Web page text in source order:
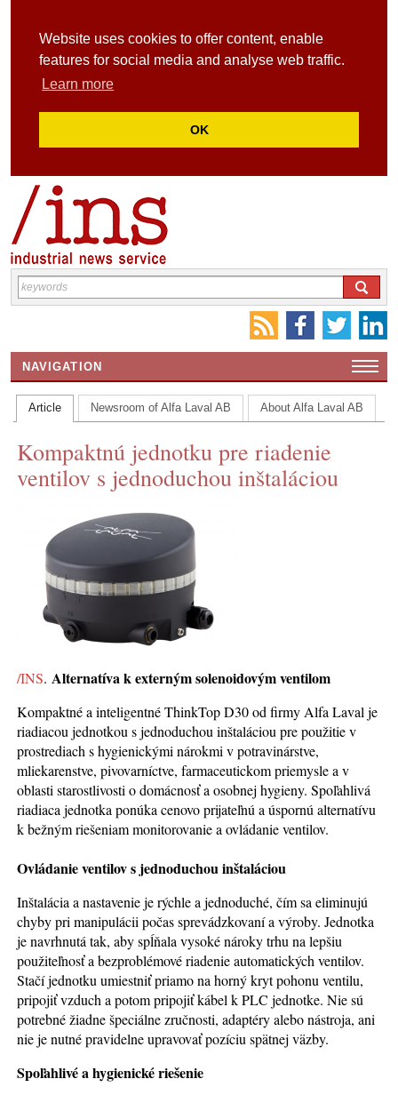
Website uses cookies to offer content, enable
features for social media and analyse web traffic.
Learn more
OK
NAVIGATION
HOME
CONTACT US
INS MAIN WEBSITE
ABOUT US
Article Newsroom of Alfa Laval AB About Alfa Laval AB
Kompaktnú jednotku pre riadenie
ventilov s jednoduchou inštaláciou
/INS. Alternatíva k externým solenoidovým ventilom
Kompaktné a inteligentné ThinkTop D30 od firmy Alfa Laval je
riadiacou jednotkou s jednoduchou inštaláciou pre použitie v
prostrediach s hygienickými nárokmi v potravinárstve,
mliekarenstve, pivovarníctve, farmaceutickom priemysle a v
oblasti starostlivosti o domácnosť a osobnej hygieny. Spoľahlivá
riadiaca jednotka ponúka cenovo prijateľnú a úspornú alternatívu
k bežným riešeniam monitorovanie a ovládanie ventilov.
Ovládanie ventilov s jednoduchou inštaláciou
Inštalácia a nastavenie je rýchle a jednoduché, čím sa eliminujú
chyby pri manipulácii počas sprevádzkovaní a výroby. Jednotka
je navrhnutá tak, aby spĺňala vysoké nároky trhu na lepšiu
použiteľnosť a bezproblémové riadenie automatických ventilov.
Stačí jednotku umiestniť priamo na horný kryt pohonu ventilu,
pripojiť vzduch a potom pripojiť kábel k PLC jednotke. Nie sú
potrebné žiadne špeciálne zručnosti, adaptéry alebo nástroja, ani
nie je nutné pravidelne upravovať pozíciu spätnej väzby.
Spoľahlivé a hygienické riešenie